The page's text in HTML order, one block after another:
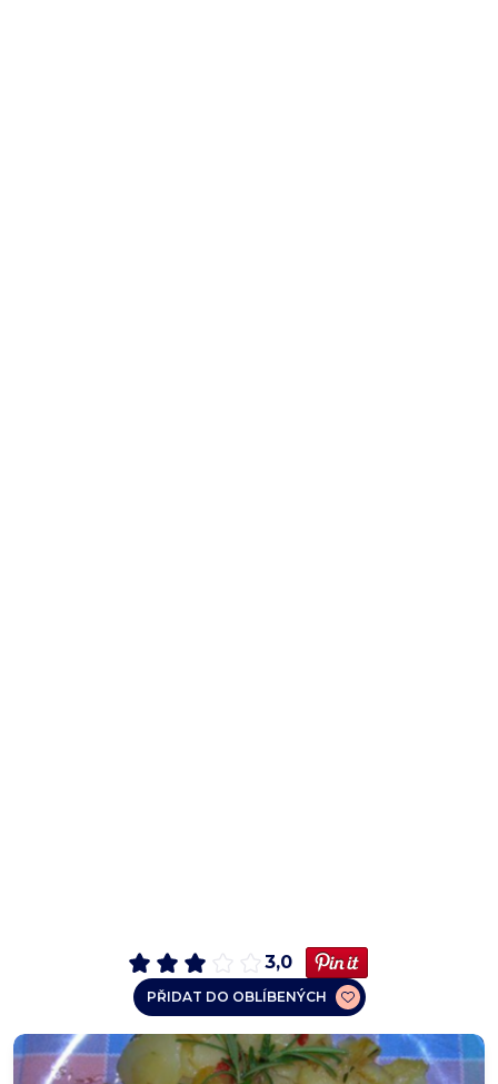
3,0
PŘIDAT DO OBLÍBENÝCH